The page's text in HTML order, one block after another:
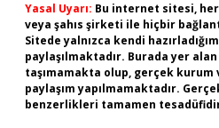
Yasal Uyarı: Bu internet sitesi,
veya şahıs şirketi ile hiçbir
Sitede yalnızca kendi
paylaşılmaktadır. Burada yer
taşımamakta olup, gerçek kurum
paylaşım yapılmamaktadır.
benzerlikleri tamamen